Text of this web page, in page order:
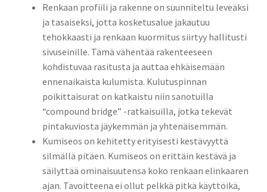
Renkaan profiili ja rakenne on suunniteltu leveäksi
ja tasaiseksi, jotta kosketusalue jakautuu
tehokkaasti ja renkaan kuormitus siirtyy hallitusti
sivuseinille. Tämä vähentää rakenteeseen
kohdistuvaa rasitusta ja auttaa ehkäisemään
ennenaikaista kulumista. Kulutuspinnan
poikittaisurat on katkaistu niin sanotuilla
“compound bridge” -ratkaisuilla, jotka tekevät
pintakuviosta jäykemmän ja yhtenäisemmän.
Kumiseos on kehitetty erityisesti kestävyyttä
silmällä pitäen. Kumiseos on erittäin kestävä ja
säilyttää ominaisuutensa koko renkaan elinkaaren
ajan. Tavoitteena ei ollut pelkkä pitkä käyttöikä,